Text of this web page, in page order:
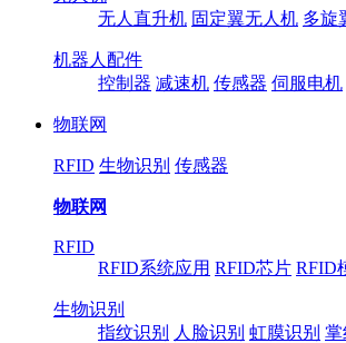
无人直升机 固定翼无人机 多旋
机器人配件
控制器 减速机 传感器 伺服电机
物联网
RFID 生物识别 传感器
物联网
RFID
RFID系统应用 RFID芯片 RFID
生物识别
指纹识别
人脸识别 虹膜识别 掌